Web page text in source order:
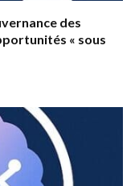
des
« sous